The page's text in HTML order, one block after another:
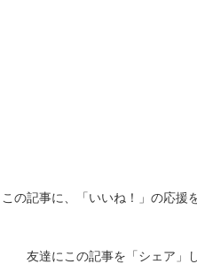
この記事に、「いいね！」の応援
友達にこの記事を「シェア」